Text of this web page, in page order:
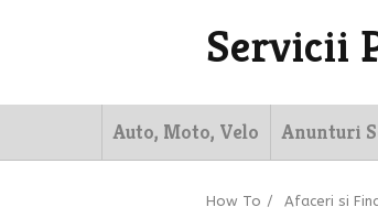
Servicii
Auto, Moto, Velo Anunturi
How To / Afaceri si